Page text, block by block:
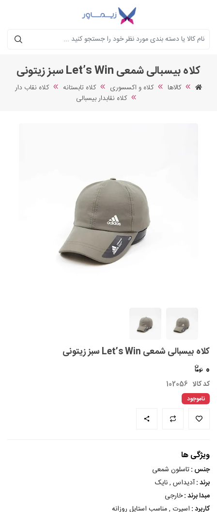
جستجو
کلاه بیسبالی شمعی Let’s Win سبز زیتونی
کالاها کلاه و اکسسوری کلاه تابستانه
کلاه نقاب دار
کلاه نقابدار بیسبالی
کلاه بیسبالی شمعی Let’s Win سبز زیتونی
0
کد کالا 102056
ناموجود
ویژگی ها
جنس :تاسلون شمعی
برند :آدیداس , نایک
مبدا برند :خارجی
کاربرد : اسپرت , مناسب استایل روزانه